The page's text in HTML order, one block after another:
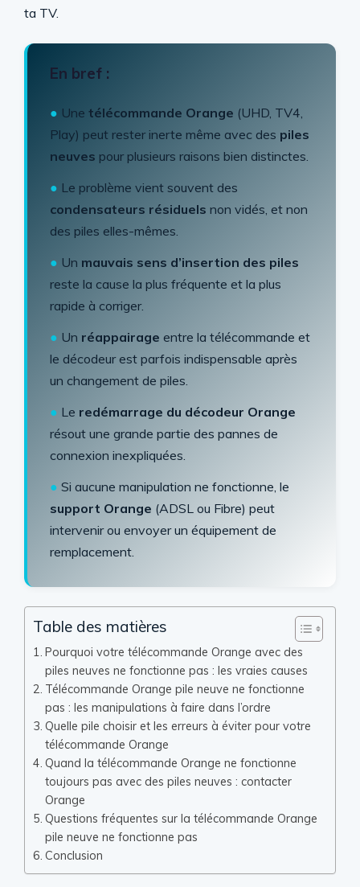
ta TV.
En bref :
● Une télécommande Orange (UHD, TV4,
Play) peut rester inerte même avec des piles
neuves pour plusieurs raisons bien distinctes.
● Le problème vient souvent des
condensateurs résiduels non vidés, et non
des piles elles-mêmes.
● Un mauvais sens d’insertion des piles
reste la cause la plus fréquente et la plus
rapide à corriger.
● Un réappairage entre la télécommande et
le décodeur est parfois indispensable après
un changement de piles.
● Le redémarrage du décodeur Orange
résout une grande partie des pannes de
connexion inexpliquées.
● Si aucune manipulation ne fonctionne, le
support Orange (ADSL ou Fibre) peut
intervenir ou envoyer un équipement de
remplacement.
Table des matières
Pourquoi votre télécommande Orange avec des
piles neuves ne fonctionne pas : les vraies causes
Télécommande Orange pile neuve ne fonctionne
pas : les manipulations à faire dans l’ordre
Quelle pile choisir et les erreurs à éviter pour votre
télécommande Orange
Quand la télécommande Orange ne fonctionne
toujours pas avec des piles neuves : contacter
Orange
Questions fréquentes sur la télécommande Orange
pile neuve ne fonctionne pas
Conclusion